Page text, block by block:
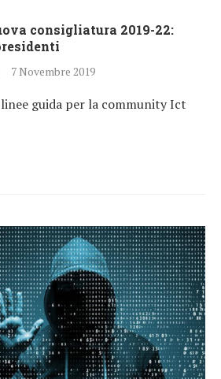
consigliatura 2019-22:
7 Novembre 2019
guida per la community Ict